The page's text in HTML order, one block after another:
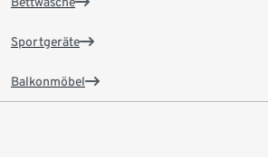
Sportgeräte
Balkonmöbel